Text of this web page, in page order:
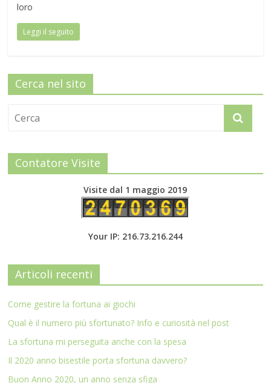
loro
Leggi il seguito
Cerca nel sito
Contatore Visite
Visite dal 1 maggio 2019
Your IP: 216.73.216.244
Articoli recenti
Come gestire la fortuna ai giochi
Qual è il numero più sfortunato? Info e curiosità nel post
La sfortuna mi perseguita anche con la spesa
Il 2020 anno bisestile porta sfortuna davvero?
Buon Anno 2020, un anno senza sfiga